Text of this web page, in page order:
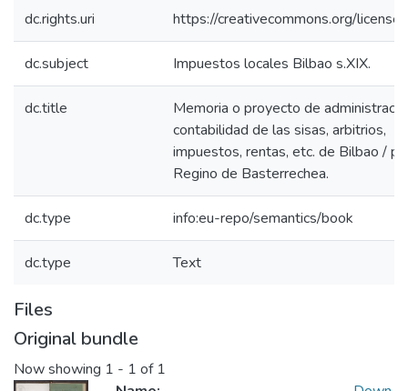
dc.rights.uri https://creativecommons.org/
dc.subject Impuestos locales Bilbao s.XIX.
dc.title
Memoria o proyecto de
contabilidad de las sisas, arbitrios,
impuestos, rentas, etc. de Bilbao /
Regino de Basterrechea.
dc.type info:eu-repo/semantics/book
dc.type Text
Files
Original bundle
Now showing 1 - 1 of 1